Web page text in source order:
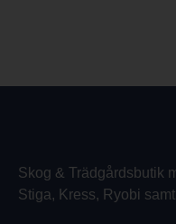
Skog & Trädgårdsbutik
Stiga, Kress, Ryobi